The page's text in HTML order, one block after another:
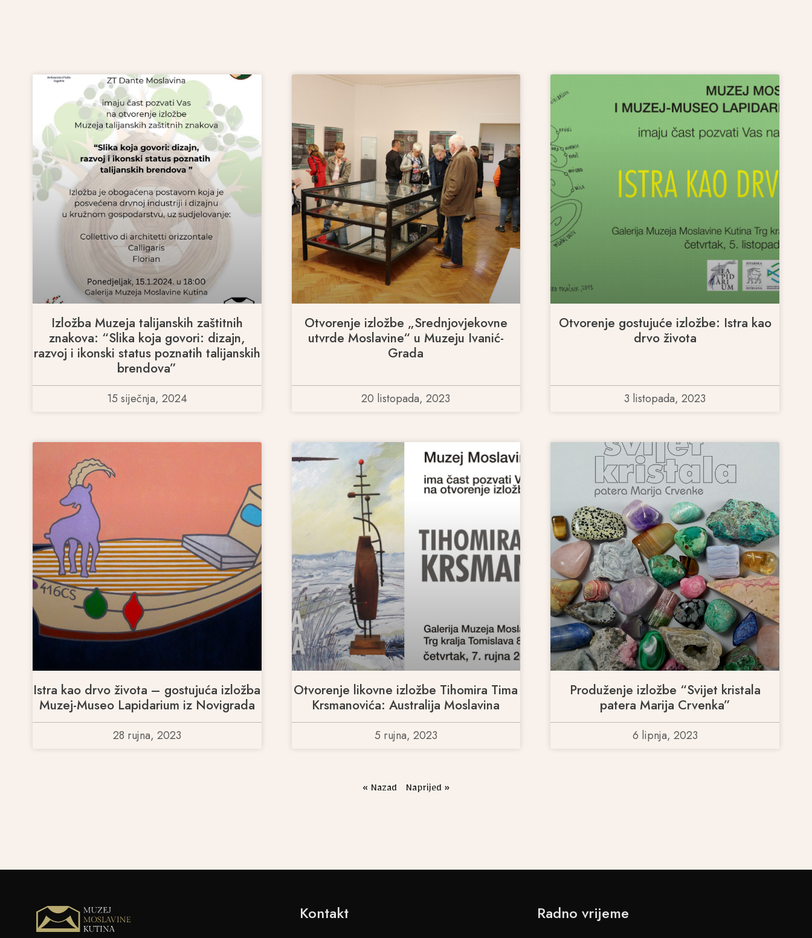
Izložba Muzeja talijanskih zaštitnih
znakova: “Slika koja govori: dizajn,
razvoj i ikonski status poznatih talijanskih
brendova”
15 siječnja, 2024
Otvorenje izložbe „Srednjovjekovne
utvrde Moslavine“ u Muzeju Ivanić-
Grada
20 listopada, 2023
Otvorenje gostujuće izložbe: Istra kao
drvo života
3 listopada, 2023
Istra kao drvo života – gostujuća izložba
Muzej-Museo Lapidarium iz Novigrada
28 rujna, 2023
Otvorenje likovne izložbe Tihomira Tima
Krsmanovića: Australija Moslavina
5 rujna, 2023
Produženje izložbe “Svijet kristala
patera Marija Crvenka”
6 lipnja, 2023
« Nazad Naprijed »
Kontakt Radno vrijeme